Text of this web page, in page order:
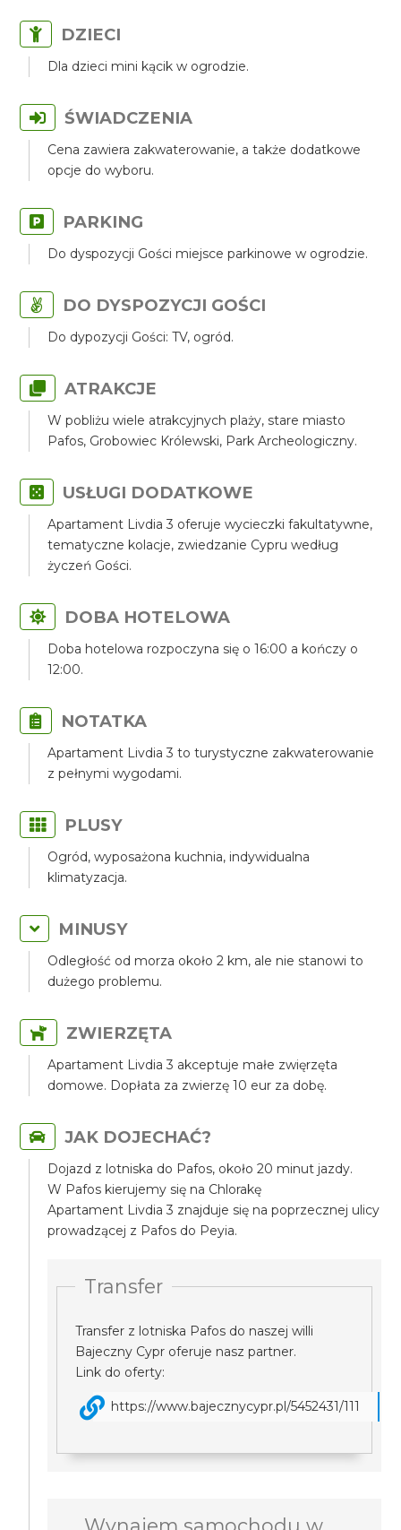
DZIECI
Dla dzieci mini kącik w ogrodzie.
ŚWIADCZENIA
Cena zawiera zakwaterowanie, a także dodatkowe
opcje do wyboru.
PARKING
Do dyspozycji Gości miejsce parkinowe w ogrodzie.
DO DYSPOZYCJI GOŚCI
Do dypozycji Gości: TV, ogród.
ATRAKCJE
W pobliżu wiele atrakcyjnych plaży, stare miasto
Pafos, Grobowiec Królewski, Park Archeologiczny.
USŁUGI DODATKOWE
Apartament Livdia 3 oferuje wycieczki fakultatywne,
tematyczne kolacje, zwiedzanie Cypru według
życzeń Gości.
DOBA HOTELOWA
Doba hotelowa rozpoczyna się o 16:00 a kończy o
12:00.
NOTATKA
Apartament Livdia 3 to turystyczne zakwaterowanie
z pełnymi wygodami.
PLUSY
Ogród, wyposażona kuchnia, indywidualna
klimatyzacja.
MINUSY
Odległość od morza około 2 km, ale nie stanowi to
dużego problemu.
ZWIERZĘTA
Apartament Livdia 3 akceptuje małe zwięrzęta
domowe. Dopłata za zwierzę 10 eur za dobę.
JAK DOJECHAĆ?
Dojazd z lotniska do Pafos, około 20 minut jazdy.
W Pafos kierujemy się na Chlorakę
Apartament Livdia 3 znajduje się na poprzecznej ulicy
prowadzącej z Pafos do Peyia.
Transfer
Transfer z lotniska Pafos do naszej willi
Bajeczny Cypr oferuje nasz partner.
Link do oferty:
https://www.bajecznycypr.pl/5452431/111